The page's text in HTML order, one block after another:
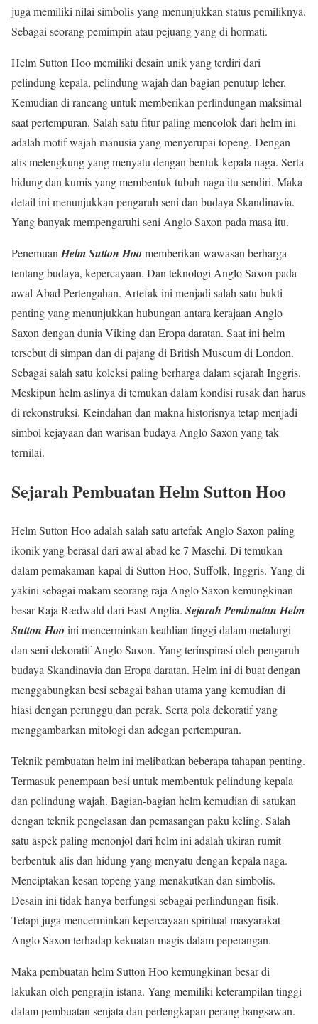
juga memiliki nilai simbolis yang menunjukkan status pemiliknya.
Sebagai seorang pemimpin atau pejuang yang di hormati.
Helm Sutton Hoo memiliki desain unik yang terdiri dari
pelindung kepala, pelindung wajah dan bagian penutup leher.
Kemudian di rancang untuk memberikan perlindungan maksimal
saat pertempuran. Salah satu fitur paling mencolok dari helm ini
adalah motif wajah manusia yang menyerupai topeng. Dengan
alis melengkung yang menyatu dengan bentuk kepala naga. Serta
hidung dan kumis yang membentuk tubuh naga itu sendiri. Maka
detail ini menunjukkan pengaruh seni dan budaya Skandinavia.
Yang banyak mempengaruhi seni Anglo Saxon pada masa itu.
Penemuan Helm Sutton Hoo memberikan wawasan berharga
tentang budaya, kepercayaan. Dan teknologi Anglo Saxon pada
awal Abad Pertengahan. Artefak ini menjadi salah satu bukti
penting yang menunjukkan hubungan antara kerajaan Anglo
Saxon dengan dunia Viking dan Eropa daratan. Saat ini helm
tersebut di simpan dan di pajang di British Museum di London.
Sebagai salah satu koleksi paling berharga dalam sejarah Inggris.
Meskipun helm aslinya di temukan dalam kondisi rusak dan harus
di rekonstruksi. Keindahan dan makna historisnya tetap menjadi
simbol kejayaan dan warisan budaya Anglo Saxon yang tak
ternilai.
Sejarah Pembuatan Helm Sutton Hoo
Helm Sutton Hoo adalah salah satu artefak Anglo Saxon paling
ikonik yang berasal dari awal abad ke 7 Masehi. Di temukan
dalam pemakaman kapal di Sutton Hoo, Suffolk, Inggris. Yang di
yakini sebagai makam seorang raja Anglo Saxon kemungkinan
besar Raja Rædwald dari East Anglia. Sejarah Pembuatan Helm
Sutton Hoo ini mencerminkan keahlian tinggi dalam metalurgi
dan seni dekoratif Anglo Saxon. Yang terinspirasi oleh pengaruh
budaya Skandinavia dan Eropa daratan. Helm ini di buat dengan
menggabungkan besi sebagai bahan utama yang kemudian di
hiasi dengan perunggu dan perak. Serta pola dekoratif yang
menggambarkan mitologi dan adegan pertempuran.
Teknik pembuatan helm ini melibatkan beberapa tahapan penting.
Termasuk penempaan besi untuk membentuk pelindung kepala
dan pelindung wajah. Bagian-bagian helm kemudian di satukan
dengan teknik pengelasan dan pemasangan paku keling. Salah
satu aspek paling menonjol dari helm ini adalah ukiran rumit
berbentuk alis dan hidung yang menyatu dengan kepala naga.
Menciptakan kesan topeng yang menakutkan dan simbolis.
Desain ini tidak hanya berfungsi sebagai perlindungan fisik.
Tetapi juga mencerminkan kepercayaan spiritual masyarakat
Anglo Saxon terhadap kekuatan magis dalam peperangan.
Maka pembuatan helm Sutton Hoo kemungkinan besar di
lakukan oleh pengrajin istana. Yang memiliki keterampilan tinggi
dalam pembuatan senjata dan perlengkapan perang bangsawan.